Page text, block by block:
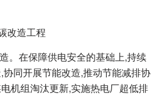
改造工程
在保障供电安全的基础上,持续
同开展节能改造,推动节能减排协
机组淘汰更新,实施热电厂超低排